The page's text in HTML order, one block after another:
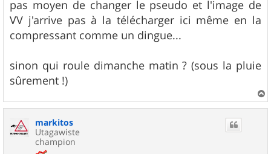
pas moyen de changer le pseudo et l'image de
VV j'arrive pas à la télécharger ici même en la
compressant comme un dingue...
sinon qui roule dimanche matin ? (sous la pluie
sûrement !)
a
markitos
Utagawiste
champion